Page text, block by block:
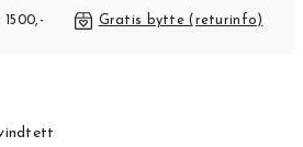
Gratis bytte (returinfo)